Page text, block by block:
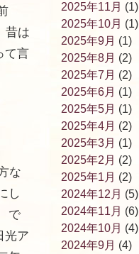
昔は
て言
な
し
で
光ア
2025年11月 (1)
2025年10月 (1)
2025年9月 (1)
2025年8月 (2)
2025年7月 (2)
2025年6月 (1)
2025年5月 (1)
2025年4月 (2)
2025年3月 (1)
2025年2月 (2)
2025年1月 (2)
2024年12月 (5)
2024年11月 (6)
2024年10月 (4)
2024年9月 (4)